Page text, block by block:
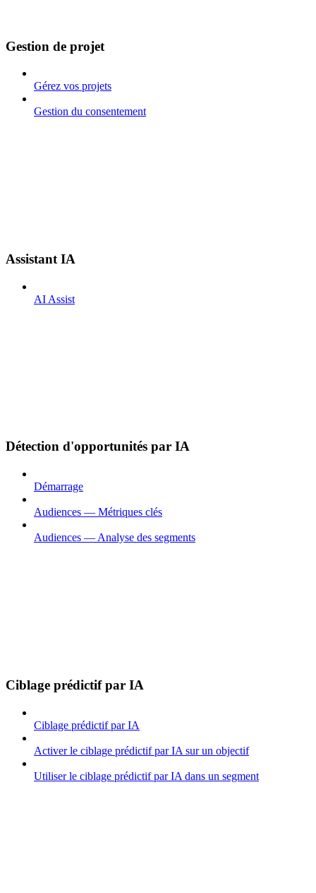
Gestion de projet
Gérez vos projets
Gestion du consentement
Assistant IA
AI Assist
Détection d'opportunités par IA
Démarrage
Audiences — Métriques clés
Audiences — Analyse des segments
Ciblage prédictif par IA
Ciblage prédictif par IA
Activer le ciblage prédictif par IA sur un objectif
Utiliser le ciblage prédictif par IA dans un segment